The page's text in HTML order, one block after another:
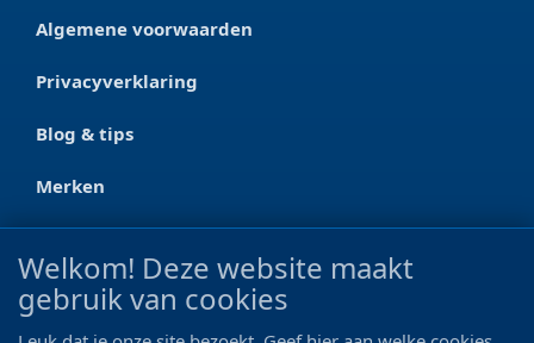
Algemene voorwaarden
Privacyverklaring
Blog & tips
Merken
CONTACT
Ootmarsumseweg 125a
Welkom! Deze website maakt
gebruik van cookies